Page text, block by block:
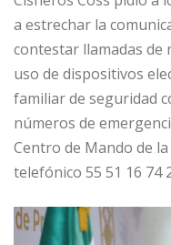
a estrechar la
contestar llamadas de
uso de dispositivos
familiar de seguridad
números de
Centro de Mando de
telefónico 55 51 16 74